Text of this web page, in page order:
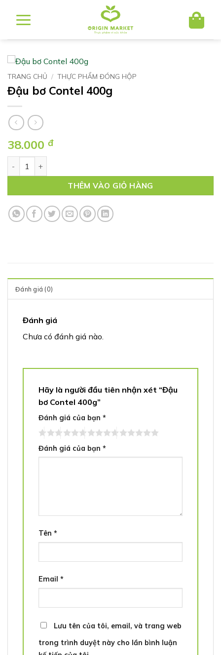
dung
TRANG CHỦ / THỰC PHẨM ĐÓNG HỘP
Đậu bơ Contel 400g
38.000 đ
THÊM VÀO GIỎ HÀNG
Đánh giá (0)
Đánh giá
Chưa có đánh giá nào.
Hãy là người đầu tiên nhận xét “Đậu
bơ Contel 400g”
Đánh giá của bạn *
Đánh giá của bạn *
Tên *
Email *
Lưu tên của tôi, email, và trang web
trong trình duyệt này cho lần bình luận